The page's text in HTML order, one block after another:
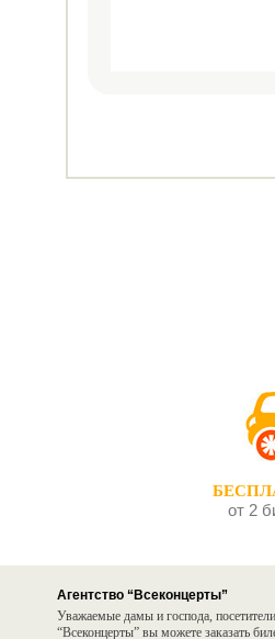
от 2
Агентство “Всеконцерты”
Уважаемые дамы и господа,
“Всеконцерты” вы можете заказать